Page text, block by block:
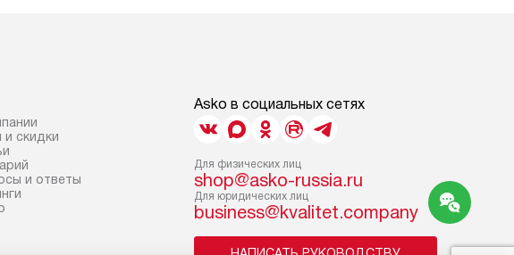
и скидки
и ответы
Asko в социальных сетях
Для физических лиц
shop@asko-russia.ru
Для юридических лиц
business@kvalitet.company